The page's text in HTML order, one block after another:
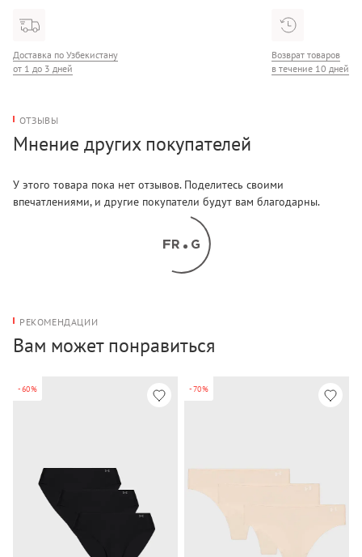
Доставка по Узбекистану
от 1 до 3 дней
Возврат товаров
в течение 10 дней
ОТЗЫВЫ
Мнение других покупателей
У этого товара пока нет отзывов. Поделитесь своими
впечатлениями, и другие покупатели будут вам благодарны.
РЕКОМЕНДАЦИИ
Вам может понравиться
-60% -70%